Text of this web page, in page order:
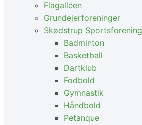
Flagalléen
Grundejerforeninger
Skødstrup Sportsforening
Badminton
Basketball
Dartklub
Fodbold
Gymnastik
Håndbold
Petanque